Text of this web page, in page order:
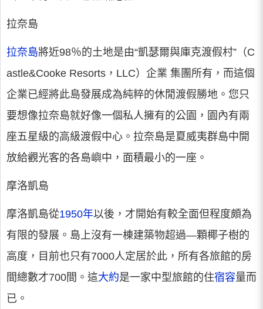
拉奈島
拉奈島將近98％的土地是由“凱瑟爾與庫克渡假村”（C
astle&Cooke Resorts，LLC）企業 集團所有，而這個
企業已經將此島發展成為純粹的休閒渡假勝地。您只
要想像拉奈島就好像一個私人擁有的公園，園內有兩
座五星級的高級渡假中心。拉奈島是夏威夷群島中開
放給觀光客的各島嶼中，面積最小的一座。
摩洛凱島
摩洛凱島從1950年以後，才開始有較全面但程度頗為
有限的發展。島上沒有一棟建築物超過—顆椰子樹的
高度，目前也只有7000人定居於此，所有各旅館的房
間總數才700間。這大約是一家中型旅館的住宿容量而
已。